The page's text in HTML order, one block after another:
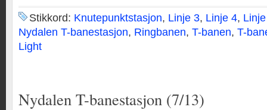
Stikkord: Knutepunktstasjon, Linje 3, Linje 4,
Nydalen T-banestasjon, Ringbanen, T-banen, T-
Light
Nydalen T-banestasjon (7/13)